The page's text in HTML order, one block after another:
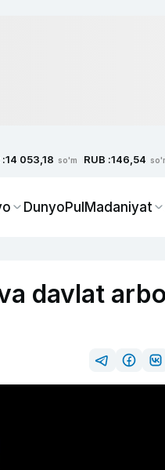
:14 053,18 so'm RUB :146,54
DunyoPulMadaniyat
davlat